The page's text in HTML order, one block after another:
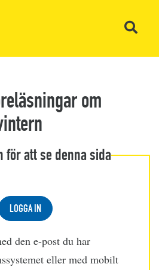
om
för att se denna sida
LOGGA IN
den e-post du har
eller med mobilt